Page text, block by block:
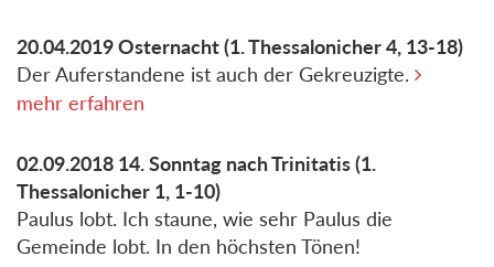
20.04.2019Osternacht(1. Thessalonicher 4, 13-18)
Der Auferstandene ist auch der Gekreuzigte.
mehr erfahren
02.09.2018 14. Sonntag nach Trinitatis(1.
Thessalonicher 1, 1-10)
Paulus lobt. Ich staune, wie sehr Paulus die
Gemeinde lobt. In den höchsten Tönen!